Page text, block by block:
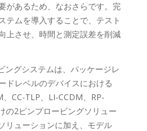
があるため、なおさらです。完
テムを導入することで、テスト
上させ、時間と測定誤差を削減
ングシステムは、パッケージレ
ドレベルのデバイスにおける
CC-TLP、LI-CCDM、RP-
の2ピンプロービングソリュー
リューションに加え、モデル